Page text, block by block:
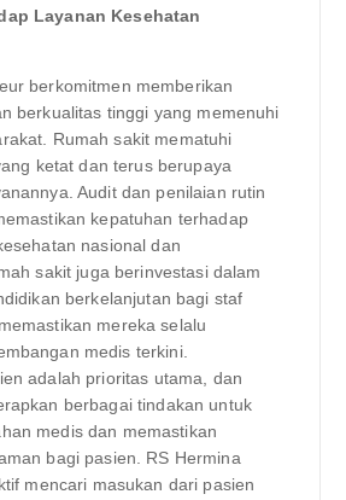
Layanan Kesehatan
berkomitmen memberikan
berkualitas tinggi yang memenuhi
Rumah sakit mematuhi
ketat dan terus berupaya
Audit dan penilaian rutin
kepatuhan terhadap
nasional dan
sakit juga berinvestasi dalam
berkelanjutan bagi staf
mereka selalu
medis terkini.
adalah prioritas utama, dan
berbagai tindakan untuk
medis dan memastikan
bagi pasien. RS Hermina
mencari masukan dari pasien